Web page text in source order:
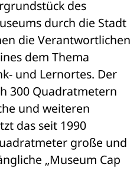
des
durch die Stadt
die Verantwortlichen
dem Thema
und Lernortes. Der
300 Quadratmetern
und weiteren
das seit 1990
große und
„Museum Cap